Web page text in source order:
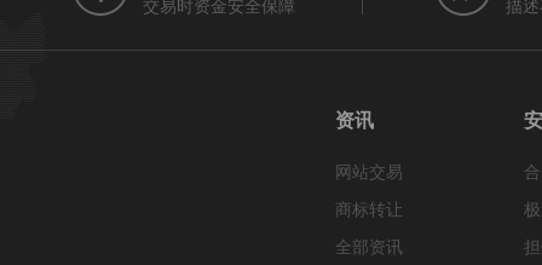
交易时资金安全保障 描
资讯
网站交易
商标转让
全部资讯